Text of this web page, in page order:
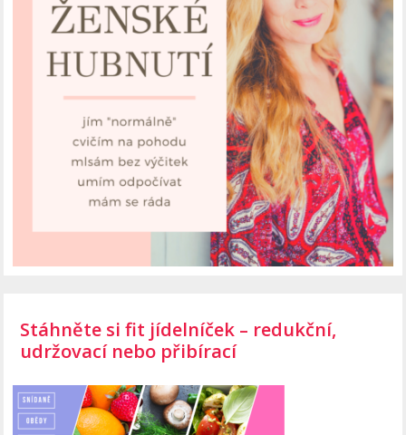
Stáhněte si fit jídelníček – redukční,
udržovací nebo přibírací